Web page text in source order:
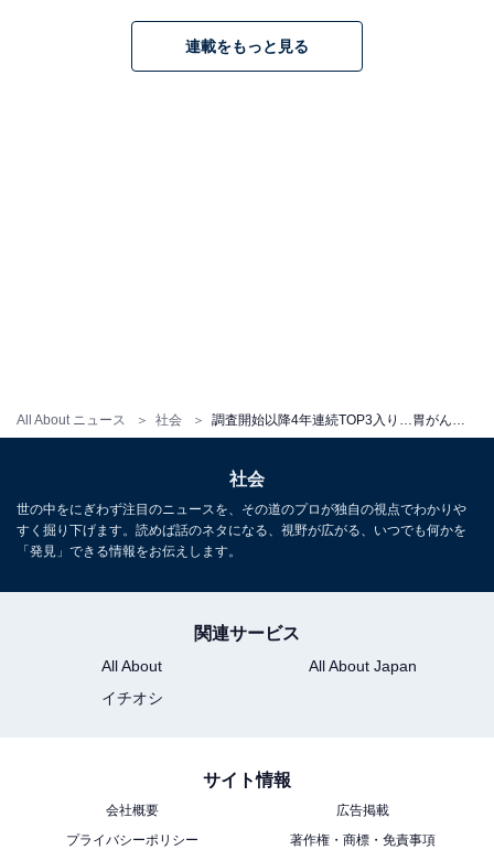
All About ニュース 社会
連載をもっと見る
社会
世の中をにぎわず注目のニュースを、その道のプロが独自の視点でわかりや
すく掘り下げます。読めば話のネタになる、視野が広がる、いつでも何かを
「発見」できる情報をお伝えします。
関連サービス
All About
All About Japan
イチオシ
サイト情報
会社概要
広告掲載
プライバシーポリシー
著作権・商標・免責事項